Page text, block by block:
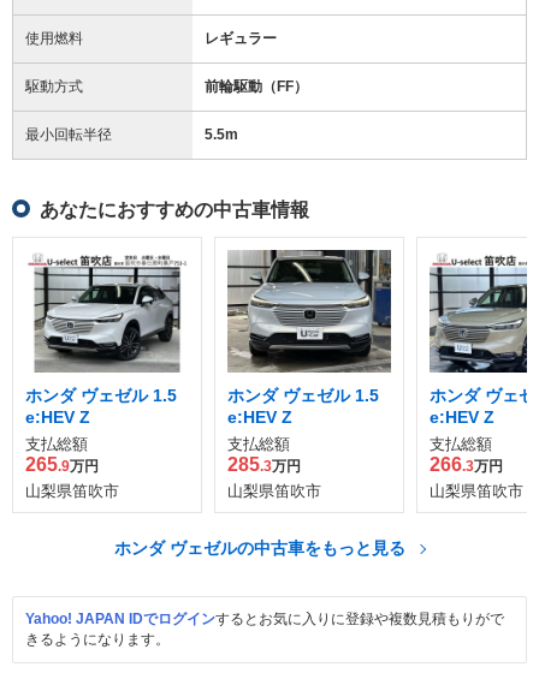
使用燃料 レギュラー
駆動方式 前輪駆動（FF）
最小回転半径 5.5m
あなたにおすすめの中古車情報
ホンダ ヴェゼル 1.5
e:HEV Z
支払総額
265.9万円
山梨県笛吹市
ホンダ ヴェゼル 1.5
e:HEV Z
支払総額
285.3万円
山梨県笛吹市
ホンダ ヴェ
e:HEV Z
支払総額
266.3万円
山梨県笛吹市
ホンダ ヴェゼルの中古車をもっと見る
Yahoo! JAPAN IDでログインするとお気に入りに登録や複数見積もりがで
きるようになります。